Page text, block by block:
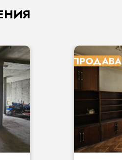
ПРОДАВА